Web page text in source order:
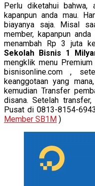
Perlu diketahui bahwa,
kapanpun anda mau.
biayanya saja. Misal
member, kapanpun
menambah Rp 3 juta
Sekolah Bisnis 1
mengklik menu
bisnisonline.com ,
keanggotaan yang
kemudian Transfer
disana. Setelah
Pusat di 0813-8154-
Member SB1M )